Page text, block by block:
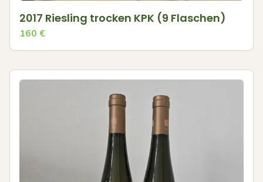
2017 Riesling trocken KPK (9 Flaschen)
160 €